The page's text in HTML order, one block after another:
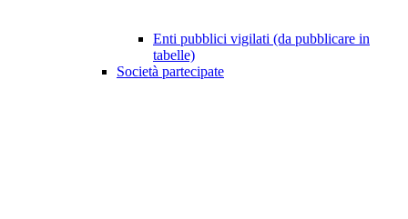
Enti pubblici vigilati (da pubblicare in
tabelle)
Società partecipate